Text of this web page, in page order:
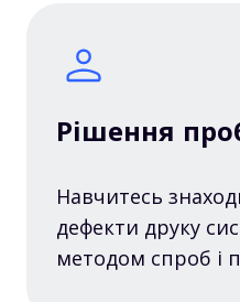
Рішення
Навчитесь
дефекти друку
методом спроб і